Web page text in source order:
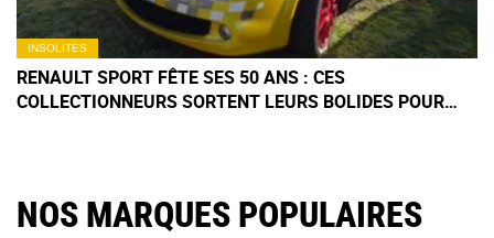
INSOLITES
RENAULT SPORT FÊTE SES 50 ANS : CES
COLLECTIONNEURS SORTENT LEURS BOLIDES POUR
NOS MARQUES POPULAIRES